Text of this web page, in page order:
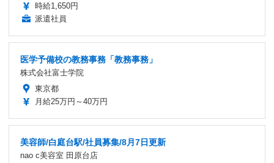
時給1,650円
派遣社員
医学予備校の教務事務「教務事務」
株式会社富士学院
東京都
月給25万円～40万円
美容師/白庭台駅/社員募集/8月7日更新
nao c美容室 田原台店